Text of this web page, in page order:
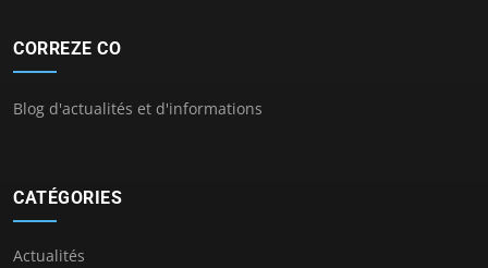
CORREZE CO
Blog d'actualités et d'informations
CATÉGORIES
Actualités